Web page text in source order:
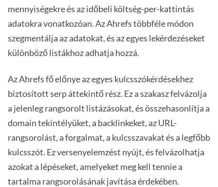
mennyiségekre és az időbeli költség-per-kattintás
adatokra vonatkozóan. Az Ahrefs többféle módon
szegmentálja az adatokat, és az egyes lekérdezéseket
különböző listákhoz adhatja hozzá.
Az Ahrefs fő előnye az egyes kulcsszókérdésekhez
biztosított serp áttekintő rész. Ez a szakasz felvázolja
a jelenleg rangsorolt listázásokat, és összehasonlítja a
domain tekintélyüket, a backlinkeket, az URL-
rangsorolást, a forgalmat, a kulcsszavakat és a legfőbb
kulcsszót. Ez versenyelemzést nyújt, és felvázolhatja
azokat a lépéseket, amelyeket meg kell tennie a
tartalma rangsorolásának javítása érdekében.